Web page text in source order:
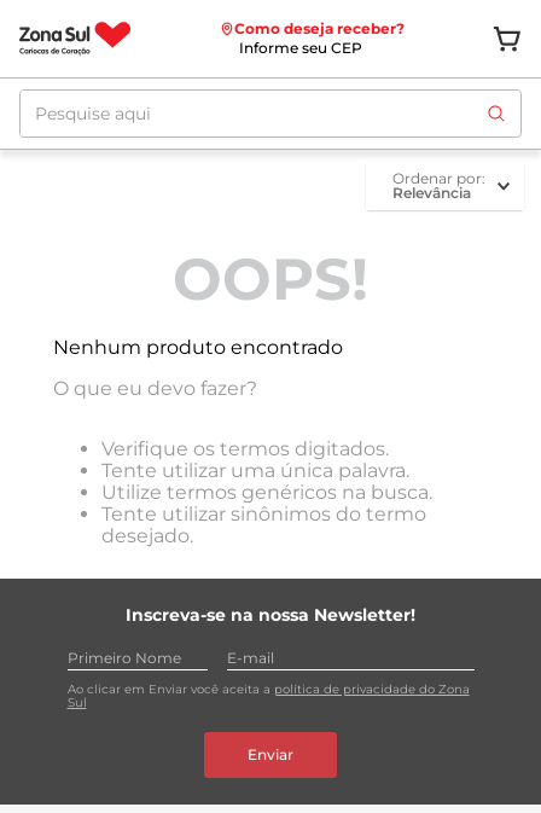
Como deseja receber?
Informe seu CEP
Pesquise aqui
ordenar por
Relevância
OOPS!
Nenhum produto encontrado
O que eu devo fazer?
Verifique os termos digitados.
Tente utilizar uma única palavra.
Utilize termos genéricos na busca.
Tente utilizar sinônimos do termo
desejado.
Inscreva-se na nossa Newsletter!
Ao clicar em Enviar você aceita a política de privacidade do Zona
Sul
Enviar